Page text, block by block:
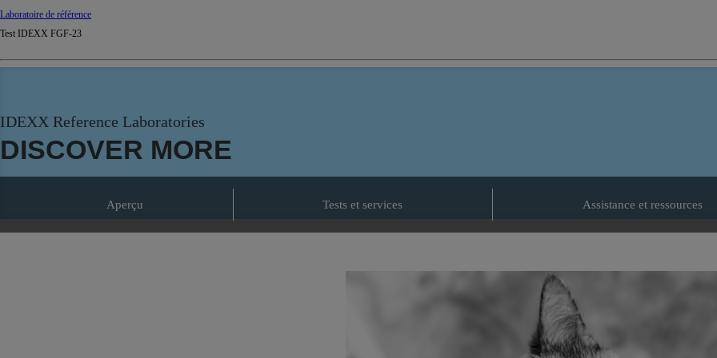
Laboratoire de référence
Test IDEXX FGF-23
IDEXX Reference Laboratories
DISCOVER MORE
Aperçu Tests et services Assistance et ressources